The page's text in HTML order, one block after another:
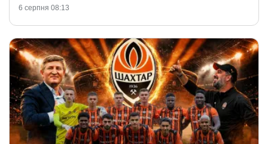
6 серпня 08:13